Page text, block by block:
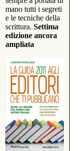
mano tutti i segreti
e le tecniche della
scrittura. Settima
edizione ancora
ampliata